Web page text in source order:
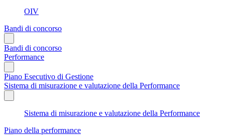
OIV
Bandi di concorso
Bandi di concorso
Performance
Piano Esecutivo di Gestione
Sistema di misurazione e valutazione della Performance
Sistema di misurazione e valutazione della Performance
Piano della performance